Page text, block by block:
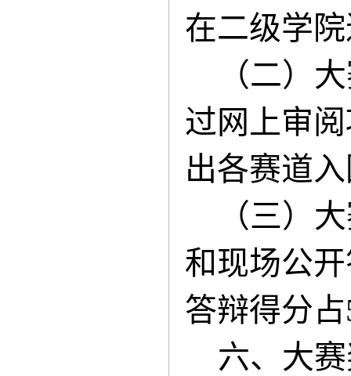
在二级学
（二）
过网上审
出各赛道
（三）
和现场公
答辩得分
六、大